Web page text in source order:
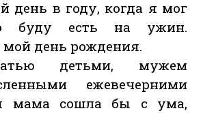
день в году, когда я мог
буду есть на ужин.
мой день рождения.
детьми, мужем
ежевечерними
мама сошла бы с ума,